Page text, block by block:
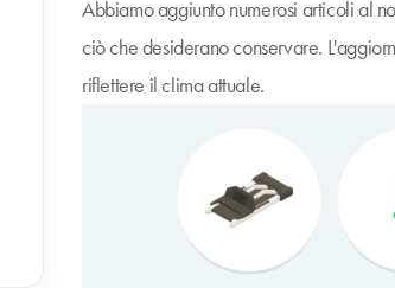
Abbiamo aggiunto numerosi articoli al
ciò che desiderano conservare.
riflettere il clima attuale.